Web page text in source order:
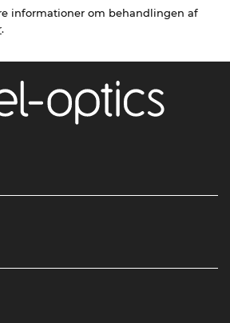
informationer om behandlingen af
.